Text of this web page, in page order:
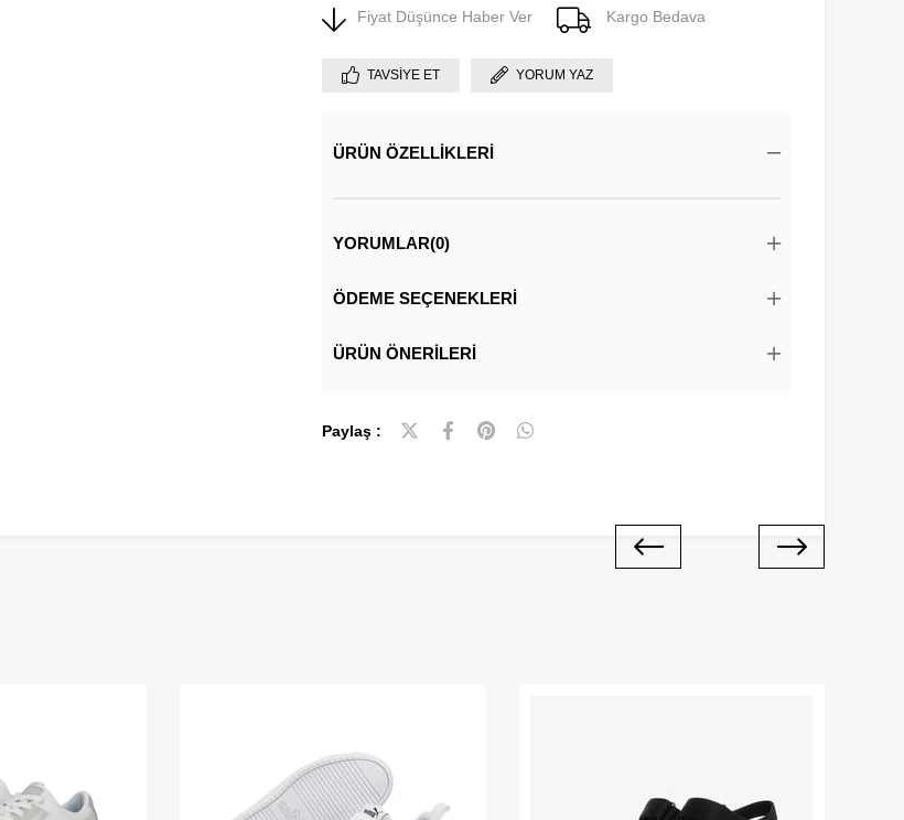
Fiyat Düşünce Haber Ver Kargo Bedava
TAVSIYE ET YORUM YAZ
ÜRÜN ÖZELLIKLERI
YORUMLAR(0)
ÖDEME SEÇENEKLERI
ÜRÜN ÖNERILERI
Paylaş :